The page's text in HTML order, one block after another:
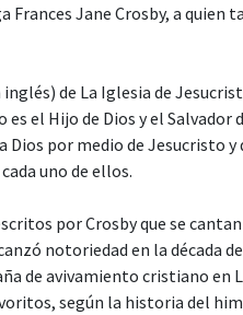
Jane Crosby, a quien
inglés) de La Iglesia de
el Hijo de Dios y el Salvador
por medio de Jesucristo y
uno de ellos.
por Crosby que se
notoriedad en la década
de avivamiento cristiano en
según la historia del